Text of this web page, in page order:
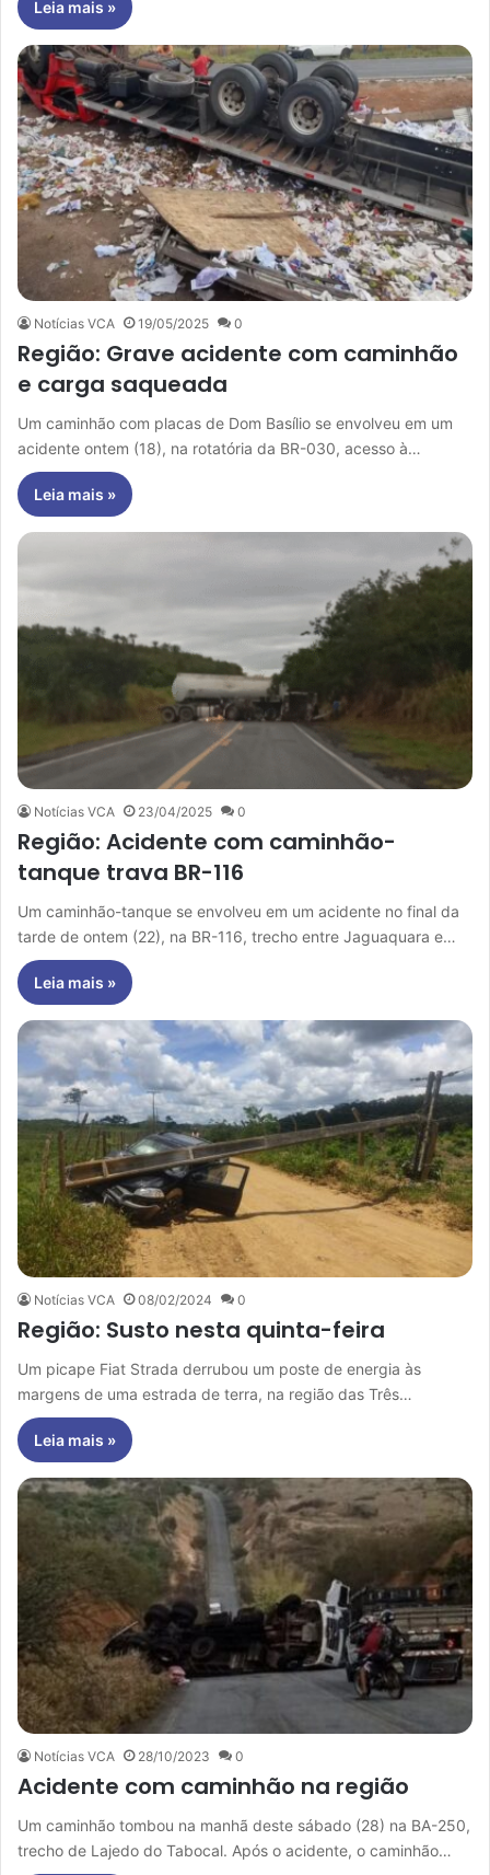
Leia mais »
Notícias VCA 19/05/2025 0
Região: Grave acidente com caminhão
e carga saqueada
Um caminhão com placas de Dom Basílio se envolveu em um
acidente ontem (18), na rotatória da BR-030, acesso à…
Leia mais »
Notícias VCA 23/04/2025 0
Região: Acidente com caminhão-
tanque trava BR-116
Um caminhão-tanque se envolveu em um acidente no final da
tarde de ontem (22), na BR-116, trecho entre Jaguaquara e…
Leia mais »
Notícias VCA 08/02/2024 0
Região: Susto nesta quinta-feira
Um picape Fiat Strada derrubou um poste de energia às
margens de uma estrada de terra, na região das Três…
Leia mais »
Notícias VCA 28/10/2023 0
Acidente com caminhão na região
Um caminhão tombou na manhã deste sábado (28) na BA-250,
trecho de Lajedo do Tabocal. Após o acidente, o caminhão…